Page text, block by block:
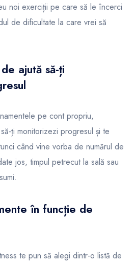
noi exerciții pe care să le încerci
de dificultate la care vrei să
ajută să-ți
pe cont propriu,
ți monitorizezi progresul și te
când vine vorba de numărul de
jos, timpul petrecut la sală sau
în funcție de
te pun să alegi dintr-o listă de